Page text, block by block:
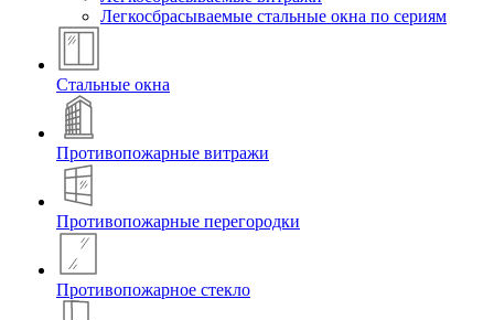
Легкосбрасываемые стальные окна по сериям
Стальные окна
Противопожарные витражи
Противопожарные перегородки
Противопожарное стекло